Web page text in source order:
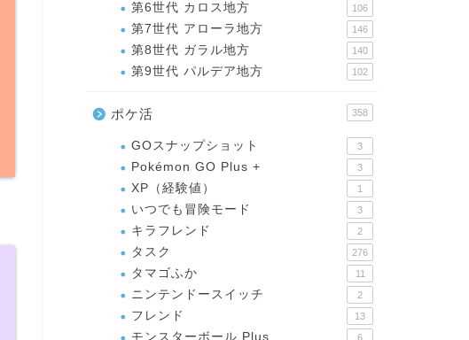
第6世代 カロス地方 106
第7世代 アローラ地方 146
第8世代 ガラル地方 140
第9世代 パルデア地方 102
ポケ活 358
GOスナップショット 3
Pokémon GO Plus + 3
XP（経験値） 1
いつでも冒険モード 3
キラフレンド 2
タスク 276
タマゴふか 11
ニンテンドースイッチ 2
フレンド 13
モンスターボール Plus 6